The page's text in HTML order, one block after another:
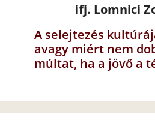
ifj. Lomnici
A selejtezés
avagy miért nem
múltat, ha a jövő a